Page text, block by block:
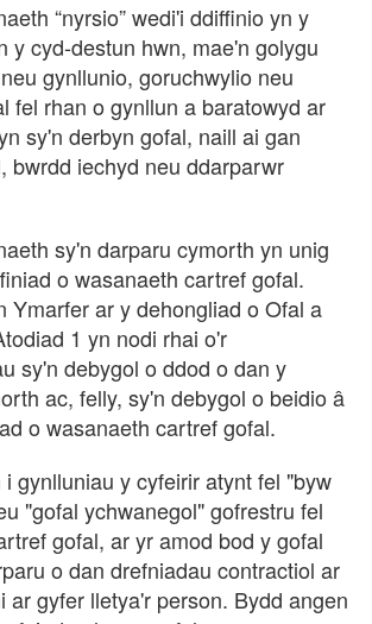
“nyrsio” wedi'i ddiffinio yn y
y cyd-destun hwn, mae'n golygu
gynllunio, goruchwylio neu
fel rhan o gynllun a baratowyd ar
sy'n derbyn gofal, naill ai gan
bwrdd iechyd neu ddarparwr
sy'n darparu cymorth yn unig
o wasanaeth cartref gofal.
Ymarfer ar y dehongliad o Ofal a
1 yn nodi rhai o'r
sy'n debygol o ddod o dan y
ac, felly, sy'n debygol o beidio
o wasanaeth cartref gofal.
gynlluniau y cyfeirir atynt fel "byw
"gofal ychwanegol" gofrestru fel
gofal, ar yr amod bod y gofal
o dan drefniadau contractiol ar
ar gyfer lletya'r person. Bydd angen